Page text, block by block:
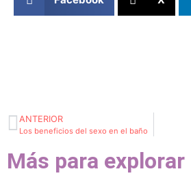
ANTERIOR
Los beneficios del sexo en el baño
Más para explorar